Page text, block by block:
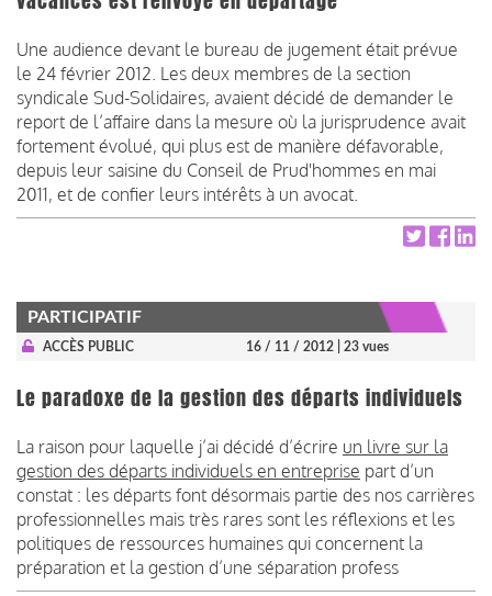
Une audience devant le bureau de jugement était prévue
le 24 février 2012. Les deux membres de la section
syndicale Sud-Solidaires, avaient décidé de demander le
report de l’affaire dans la mesure où la jurisprudence avait
fortement évolué, qui plus est de manière défavorable,
depuis leur saisine du Conseil de Prud'hommes en mai
2011, et de confier leurs intérêts à un avocat.
PARTICIPATIF
ACCÈS PUBLIC 16 / 11 / 2012 | 23 vues
Le paradoxe de la gestion des départs individuels
La raison pour laquelle j’ai décidé d’écrire un livre sur la
gestion des départs individuels en entreprise part d’un
constat : les départs font désormais partie des nos carrières
professionnelles mais très rares sont les réflexions et les
politiques de ressources humaines qui concernent la
préparation et la gestion d’une séparation profess